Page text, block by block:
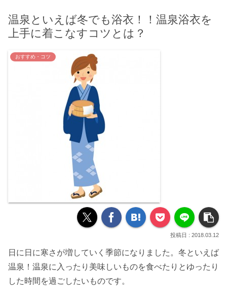
温泉といえば冬でも浴衣！！温泉浴衣を
上手に着こなすコツとは？
おすすめ・コツ
2018.03.12
日に日に寒さが増していく季節になりました。 冬といえば
温泉！ 温泉に入ったり美味しいものを食べたりとゆったり
した時間を過ごしたいものです。